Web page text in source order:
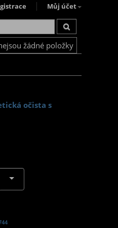
Můj účet
žádné položky
očista s